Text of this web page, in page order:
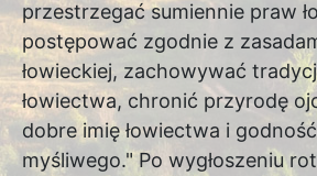
przestrzegać sumiennie praw
postępować zgodnie z
łowieckiej, zachowywać
łowiectwa, chronić przyrodę
dobre imię łowiectwa i
myśliwego." Po wygłoszeniu